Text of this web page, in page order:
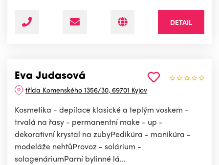
DETAIL
Eva Judasová
třída Komenského 1356/30, 69701 Kyjov
Kosmetika - depilace klasické a teplým voskem -
trvalá na řasy - permanentní make - up -
dekorativní krystal na zubyPedikúra - manikúra -
modeláže nehtůProvoz - solárium -
solagenáriumParní bylinné lá...